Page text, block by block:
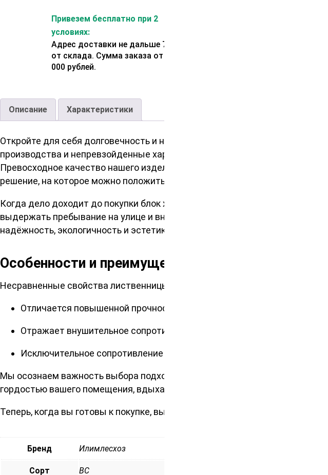
Привезем бесплатно при 2
условиях:
Адрес доставки не дальше 70 км
от склада. Сумма заказа от 200
000 рублей.
Представляем скидку
Описание Характеристики
Откройте для себя долговечность и натуральную красоту с блок-хаусом
производства и непревзойденные характеристики лиственницы
Превосходное качество нашего изделия гарантирует высокую
решение, на которое можно положиться в любой миллибийской ветке.
Когда дело доходит до покупки блок хауса лиственница 45*190*4000 мм,
выдержать пребывание на улице и внутри помещений. Именно поэтому
надёжность, экологичность и эстетику своего дома или дачи.
Особенности и преимущества
Несравненные свойства лиственницы обеспечивают блок-хаусу ряд
Отличается повышенной прочностью и долговечностью.
Отражает внушительное сопротивление влаге – идеальный вариант
Исключительное сопротивление гниению обеспечит красоту фасада
Мы осознаем важность выбора подходящего покрытия для вашего дома и
гордостью вашего помещения, вдыхая жизнь в каждую стену.
Теперь, когда вы готовы к покупке, выбирайте исключительное качество
Бренд Илимлесхоз
Сорт ВС